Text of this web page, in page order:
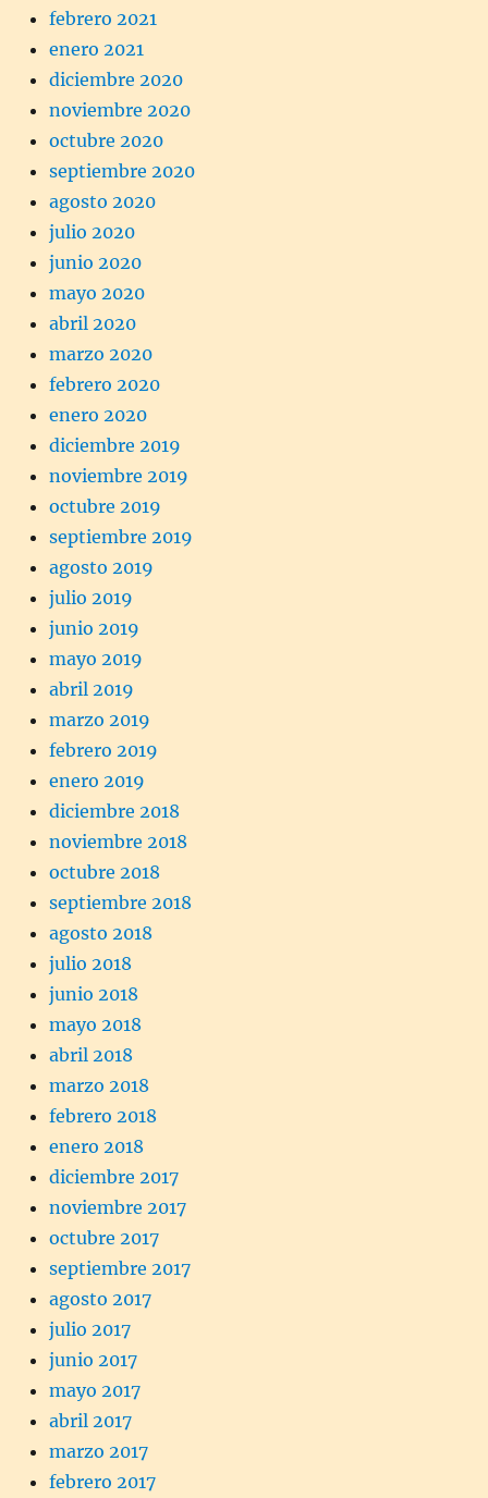
febrero 2021
enero 2021
diciembre 2020
noviembre 2020
octubre 2020
septiembre 2020
agosto 2020
julio 2020
junio 2020
mayo 2020
abril 2020
marzo 2020
febrero 2020
enero 2020
diciembre 2019
noviembre 2019
octubre 2019
septiembre 2019
agosto 2019
julio 2019
junio 2019
mayo 2019
abril 2019
marzo 2019
febrero 2019
enero 2019
diciembre 2018
noviembre 2018
octubre 2018
septiembre 2018
agosto 2018
julio 2018
junio 2018
mayo 2018
abril 2018
marzo 2018
febrero 2018
enero 2018
diciembre 2017
noviembre 2017
octubre 2017
septiembre 2017
agosto 2017
julio 2017
junio 2017
mayo 2017
abril 2017
marzo 2017
febrero 2017